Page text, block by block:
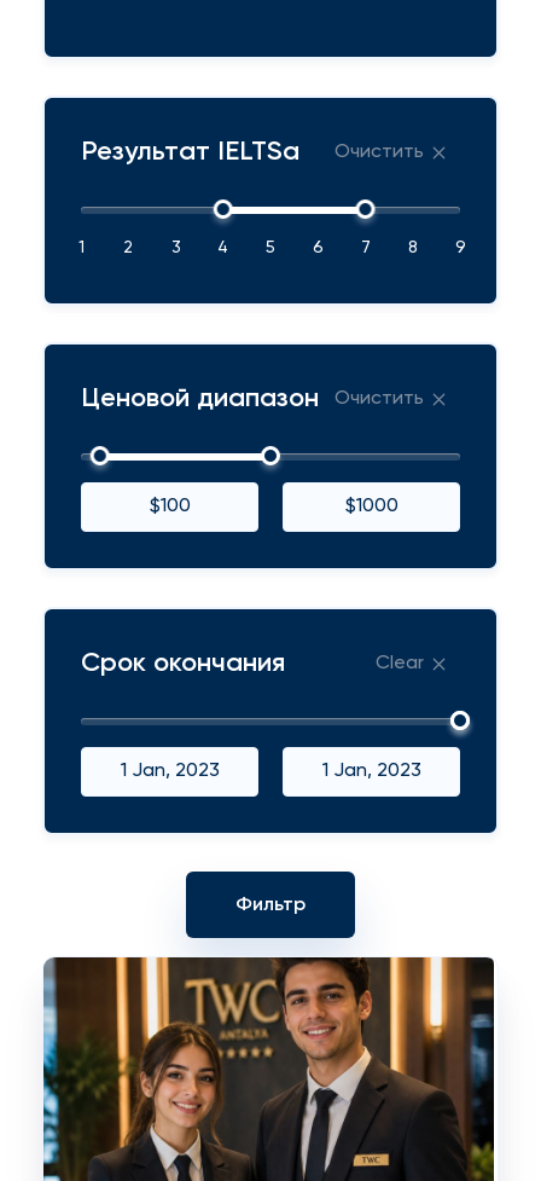
Результат IELTSа Очистить
1 2 3 4 5 6 7 8 9
Ценовой диапазон Очистить
$100 $1000
Срок окончания Clear
1 Jan, 2023 1 Jan, 2023